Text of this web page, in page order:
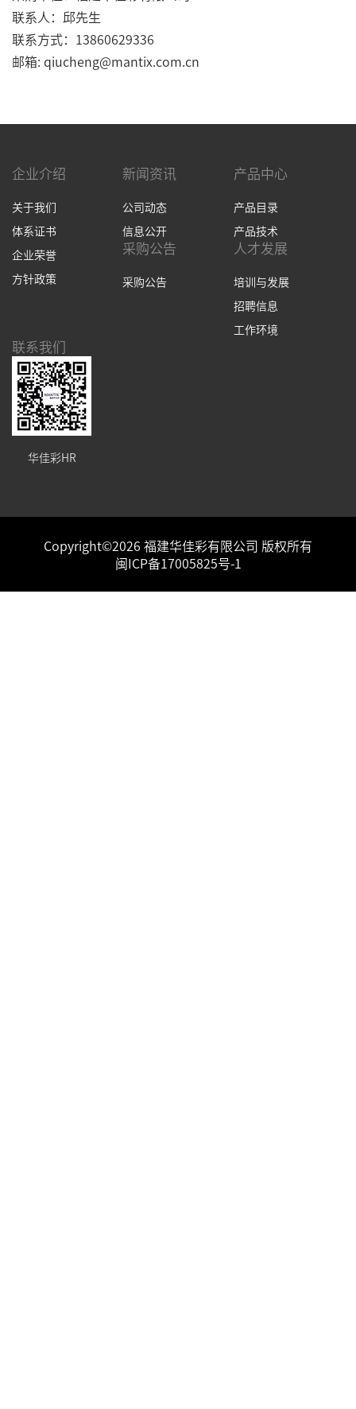
联系人：邱先生
联系方式： 13860629336
邮箱: qiucheng@mantix.com.cn
企业介绍
关于我们
体系证书
企业荣誉
方针政策
新闻资讯
公司动态
信息公开
产品中心
产品目录
产品技术
采购公告
采购公告
人才发展
培训与发展
招聘信息
工作环境
联系我们
华佳彩HR
Copyright©2026 福建华佳彩有限公司 版权所有
闽ICP备17005825号-1